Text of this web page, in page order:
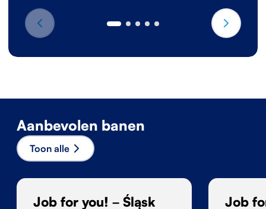
Aanbevolen banen
Toon alle
Job for you! – Śląsk
Job